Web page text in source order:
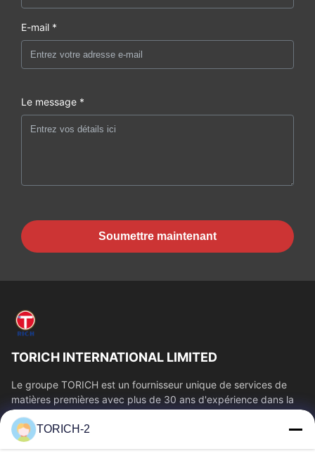
E-mail *
Le message *
Soumettre maintenant
TORICH INTERNATIONAL LIMITED
Le groupe TORICH est un fournisseur unique de services de
matières premières avec plus de 30 ans d'expérience dans la
production, la R&D, le...
Liens Rapides
TORICH-2